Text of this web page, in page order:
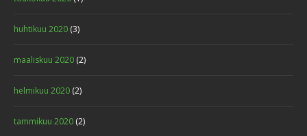
huhtikuu 2020 (3)
maaliskuu 2020 (2)
helmikuu 2020 (2)
tammikuu 2020 (2)